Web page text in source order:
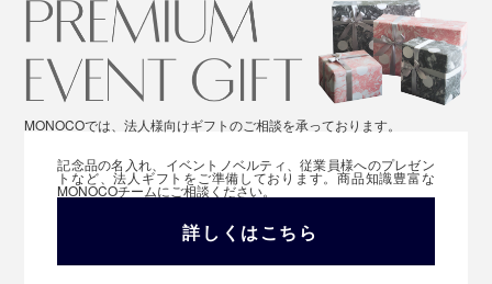
MONOCOでは、法人様向けギフトのご相談を承っております。
記念品の名入れ、イベントノベルティ、従業員様へのプレゼン
トなど、法人ギフトをご準備しております。商品知識豊富な
MONOCOチームにご相談ください。
詳しくはこちら